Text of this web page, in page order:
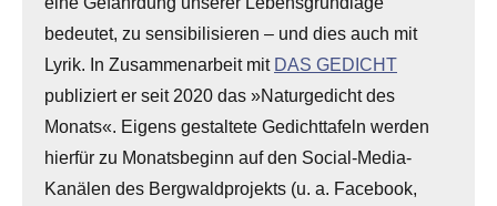
bedeutet, zu sensibilisieren – und dies auch mit
Lyrik. In Zusammenarbeit mit DAS GEDICHT
publiziert er seit 2020 das »Naturgedicht des
Monats«. Eigens gestaltete Gedichttafeln werden
hierfür zu Monatsbeginn auf den Social-Media-
Kanälen des Bergwaldprojekts (u. a. Facebook,